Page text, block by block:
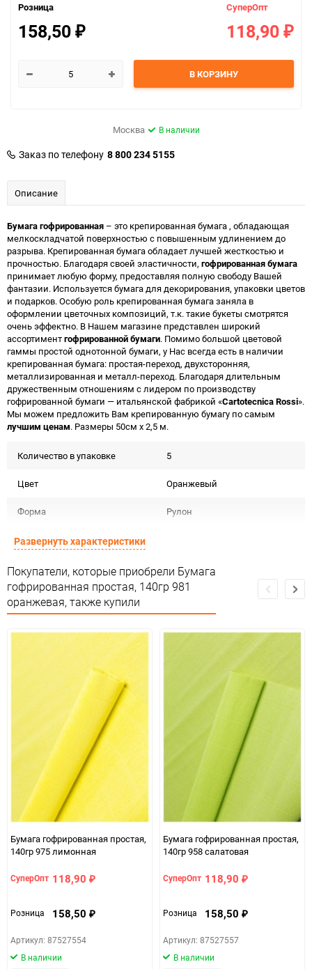
Розница
158,50 ₽
СуперОпт
118,90 ₽
В КОРЗИНУ
Москва В наличии
Заказ по телефону 8 800 234 5155
Описание
Бумага гофрированная – это крепированная бумага , обладающая
мелкоскладчатой поверхностью с повышенным удлинением до
разрыва. Крепированная бумага обладает лучшей жесткостью и
прочностью. Благодаря своей эластичности, гофрированная бумага
принимает любую форму, предоставляя полную свободу Вашей
фантазии. Используется бумага для декорирования, упаковки цветов
и подарков. Особую роль крепированная бумага заняла в
оформлении цветочных композиций, т.к. такие букеты смотрятся
очень эффектно. В Нашем магазине представлен широкий
ассортиментгофрированной бумаги. Помимо большой цветовой
гаммы простой однотонной бумаги, у Нас всегда есть в наличии
крепированная бумага: простая-переход, двухсторонняя,
металлизированная и металл-переход. Благодаря длительным
дружественным отношениям с лидером по производству
гофрированной бумаги — итальянской фабрикой «Cartotecnica Rossi».
Мы можем предложить Вам крепированную бумагу по самым
лучшим ценам. Размеры 50см х 2,5 м.
Количество в упаковке 5
Цвет Оранжевый
Форма Рулон
Материал
Срок годности Срок годности не ограничен
Предназначение товара Для флористики
Темп. хранения: -20 до +35 С .
Минимальное количество
Количество в коробке
Единица измерения шт
ЦветНоменклатуры оранжевый
Развернуть характеристики
Покупатели, которые приобрели Бумага
гофрированная простая, 140гр 981
оранжевая, также купили
Бумага гофрированная простая,
140гр 975 лимонная
СуперОпт 118,90 ₽
Розница 158,50 ₽
Артикул: 87527554
В наличии
Бумага гофрированная простая,
140гр 958 салатовая
СуперОпт 118,90 ₽
Розница 158,50 ₽
Артикул: 87527557
В наличии